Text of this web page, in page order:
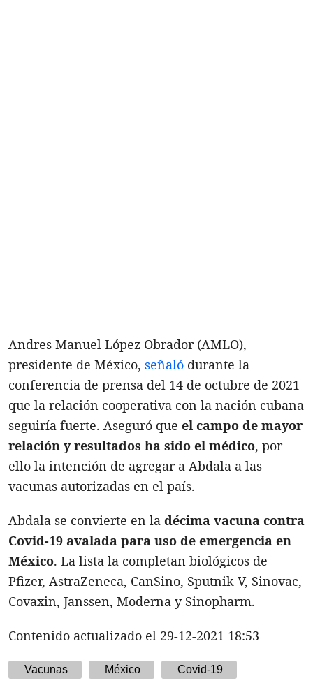
Andres Manuel López Obrador (AMLO),
presidente de México, señaló durante la
conferencia de prensa del 14 de octubre de 2021
que la relación cooperativa con la nación cubana
seguiría fuerte. Aseguró que el campo de mayor
relación y resultados ha sido el médico, por
ello la intención de agregar a Abdala a las
vacunas autorizadas en el país.
Abdala se convierte en la décima vacuna contra
Covid-19 avalada para uso de emergencia en
México. La lista la completan biológicos de
Pfizer, AstraZeneca, CanSino, Sputnik V, Sinovac,
Covaxin, Janssen, Moderna y Sinopharm.
Contenido actualizado el 29-12-2021 18:53
Vacunas México Covid-19